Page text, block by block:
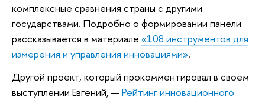
комплексные сравнения страны с другими
государствами. Подробно о формировании панели
рассказывается в материале «108 инструментов для
измерения и управления инновациями».
Другой проект, который прокомментировал в своем
выступлении Евгений, —Рейтинг инновационного